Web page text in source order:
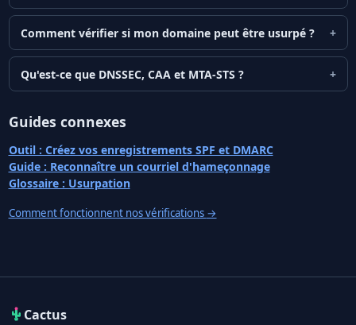
Comment vérifier si mon domaine peut être usurpé ?
Qu'est-ce que DNSSEC, CAA et MTA-STS ?
Guides connexes
Outil : Créez vos enregistrements SPF et DMARC
Guide : Reconnaître un courriel d'hameçonnage
Glossaire : Usurpation
Comment fonctionnent nos vérifications →
Cactus